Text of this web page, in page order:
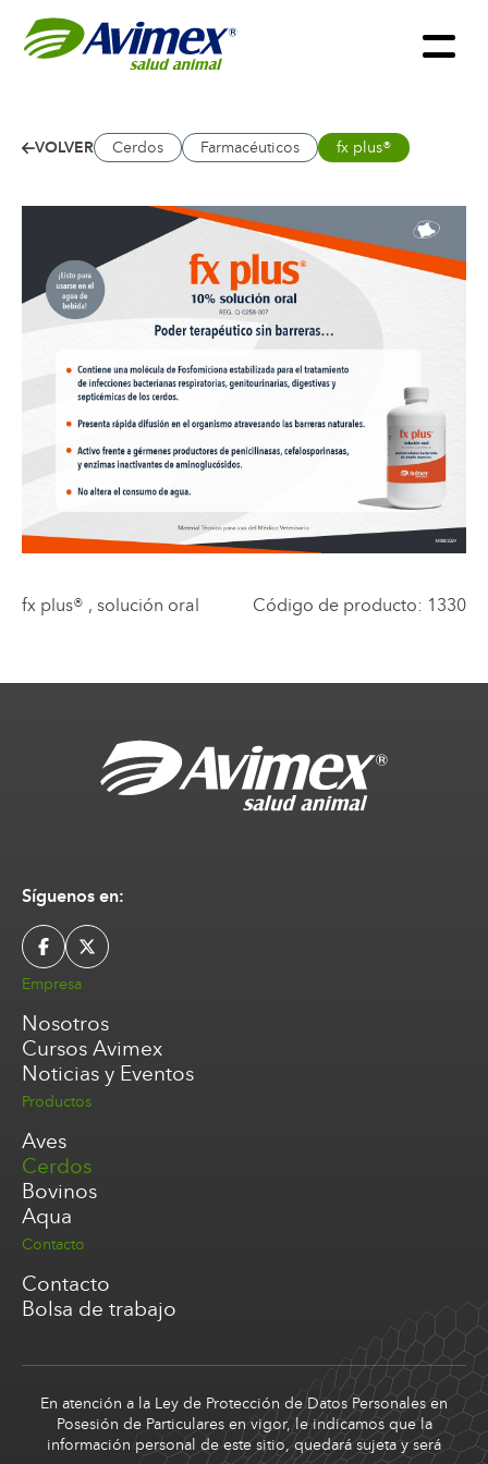
VOLVER Cerdos Farmacéuticos fx plus®
fx plus® , solución oral Código de producto: 1330
Síguenos en:
Empresa
Nosotros
Cursos Avimex
Noticias y Eventos
Productos
Aves
Cerdos
Bovinos
Aqua
Contacto
Contacto
Bolsa de trabajo
En atención a la Ley de Protección de Datos Personales en
Posesión de Particulares en vigor, le indicamos que la
información personal de este sitio, quedará sujeta y será